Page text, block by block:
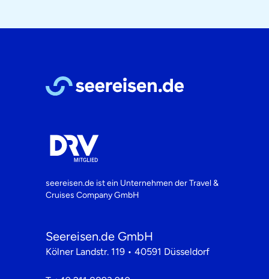
seereisen.de ist ein Unternehmen derTravel &
Cruises Company GmbH
Seereisen.de GmbH
Kölner Landstr. 119 • 40591 Düsseldorf